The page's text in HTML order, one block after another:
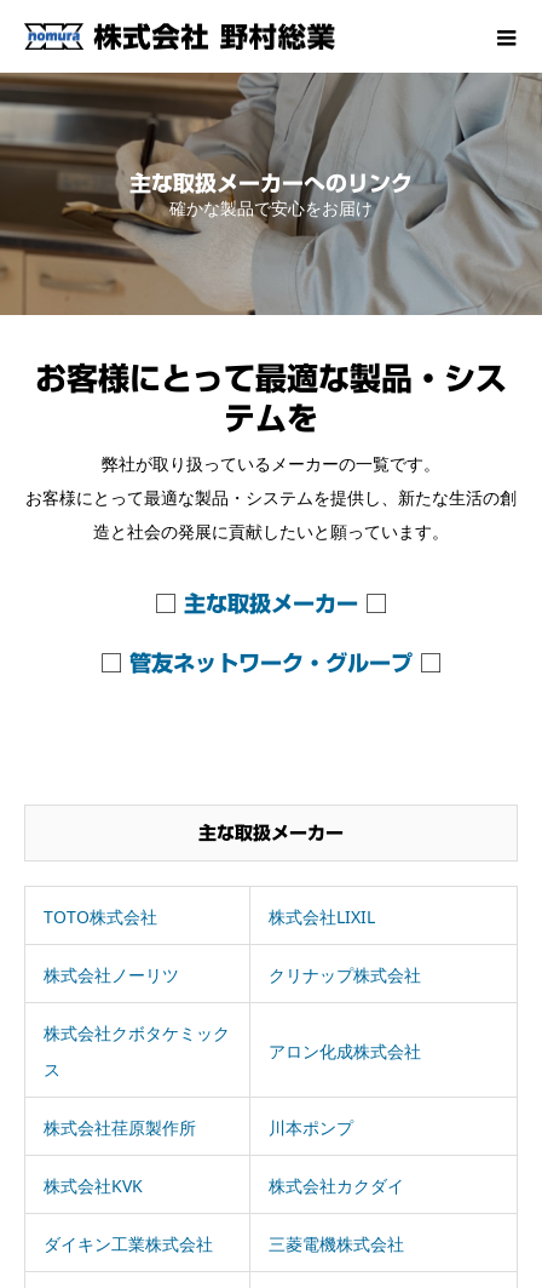
主な取扱メーカーへのリンク
確かな製品で安心をお届け
お客様にとって最適な製品・シス
テムを
弊社が取り扱っているメーカーの一覧です。
お客様にとって最適な製品・システムを提供し、新たな生活の創
造と社会の発展に貢献したいと願っています。
主な取扱メーカー
管友ネットワーク・グループ
主な取扱メーカー
TOTO株式会社 株式会社LIXIL
株式会社ノーリツ クリナップ株式会社
株式会社クボタケミック
ス
アロン化成株式会社
株式会社荏原製作所 川本ポンプ
株式会社KVK 株式会社カクダイ
ダイキン工業株式会社 三菱電機株式会社